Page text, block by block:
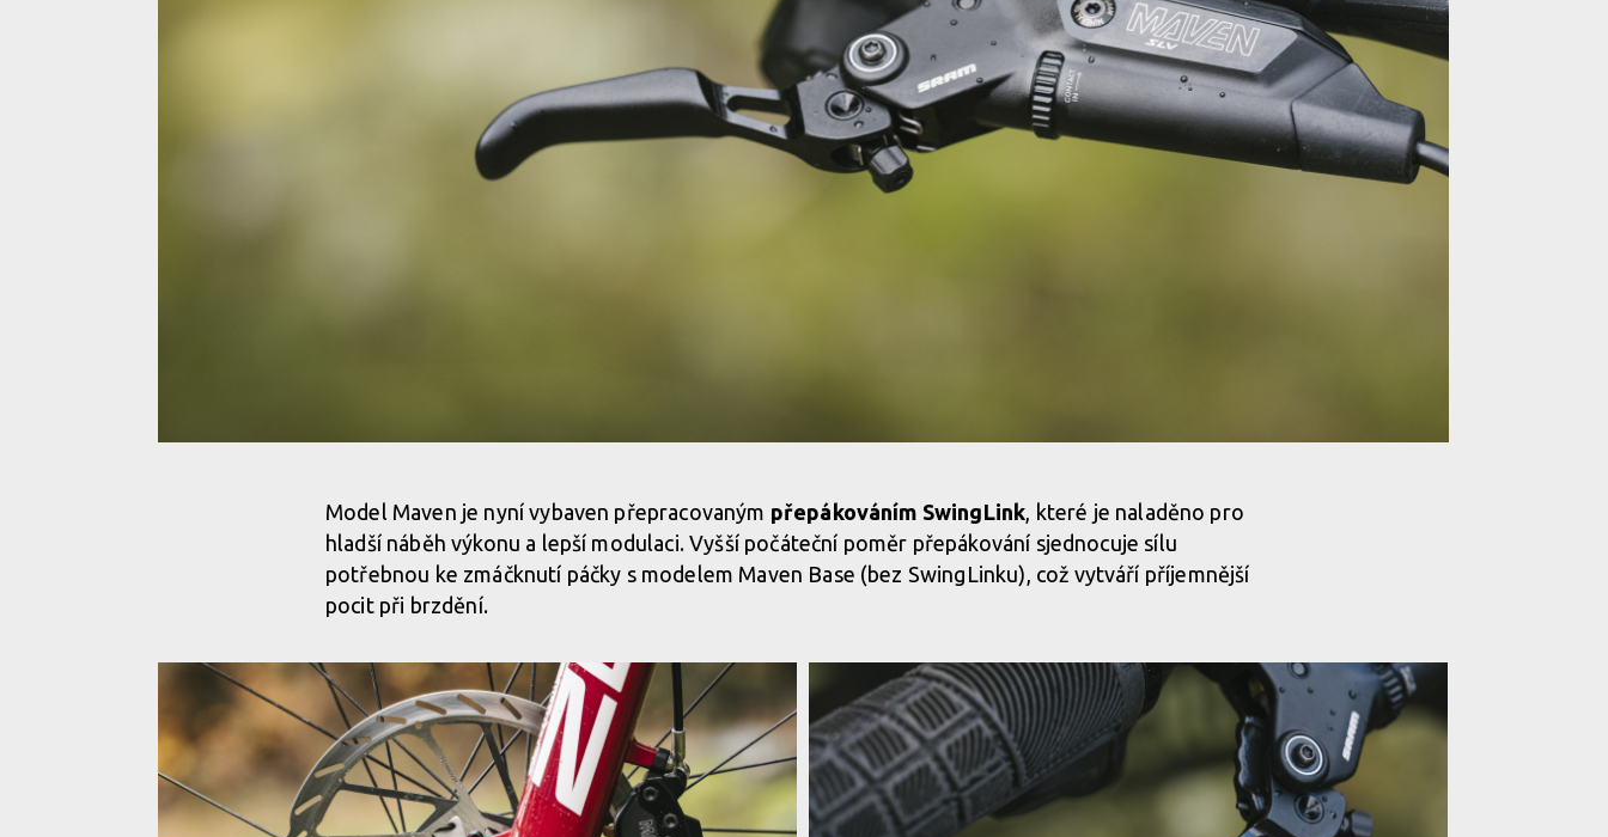
Sram Maven B1 - stejný výkon, kultivovanější dávkování a menší síla ke zmáčnutí
Model Maven je nyní vybaven přepracovaným přepákováním SwingLink, které je naladěno pro
hladší náběh výkonu a lepší modulaci. Vyšší počáteční poměr přepákování sjednocuje sílu
potřebnou ke zmáčknutí páčky s modelem Maven Base (bez SwingLinku), což vytváří příjemnější
pocit při brzdění.